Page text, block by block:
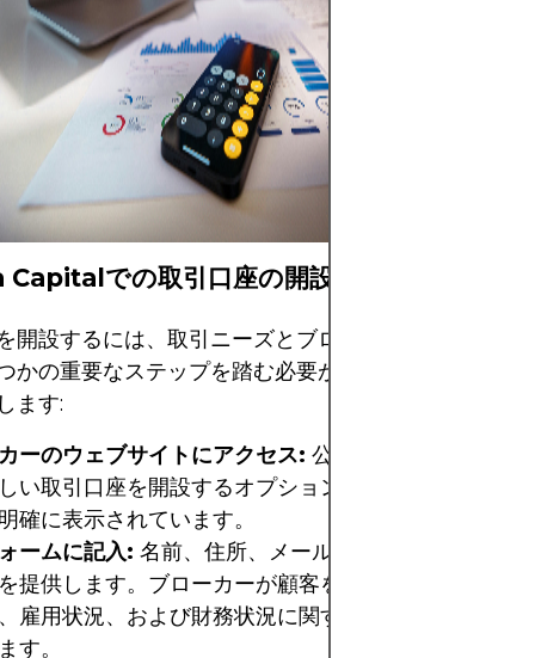
での取引口座の開設方法
開設するには、取引ニーズとブローカーの規制要件
かの重要なステップを踏む必要があります。以下に
ます:
ーのウェブサイトにアクセス: 公式ウェブサイトにア
い取引口座を開設するオプションを探します。通常
確に表示されています。
ームに記入: 名前、住所、メールアドレス、電話番号
提供します。ブローカーが顧客をよりよく理解する
雇用状況、および財務状況に関する追加情報が求め
す。